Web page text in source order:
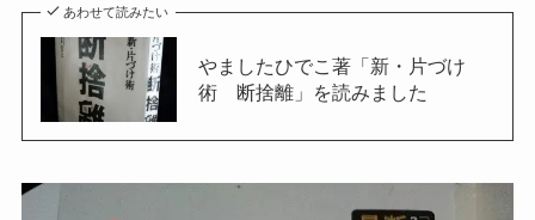
あわせて読みたい
やましたひでこ著「新・片づけ
術 断捨離」を読みました